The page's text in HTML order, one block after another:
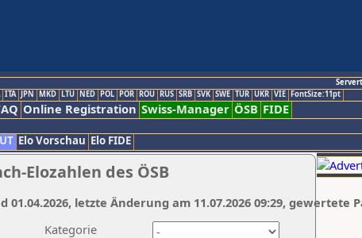
ITA JPN MKD LTU NED POL POR ROU RUS SRB SVK SWE TUR UKR VIE FontSize:11pt
Online Registration Swiss-Manager ÖSB FIDE
Elo Vorschau Elo FIDE
Elozahlen des ÖSB
Kategorie
01.04.2026, letzte Änderung am 11.07.2026 09:29, gewertete